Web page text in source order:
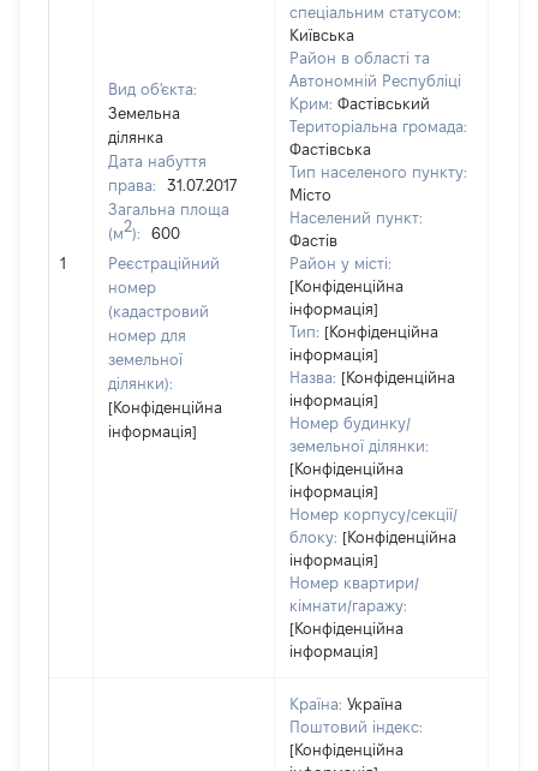
1
Вид об'єкта:
Земельна
ділянка
Дата набуття
права:
31.07.2017
Загальна площа
(м2):
600
Реєстраційний
номер
(кадастровий
номер для
земельної
ділянки):
[Конфіденційна
інформація]
спеціальним статусом:
Київська
Район в області та
Автономній Республіці
Крим: Фастівський
Територіальна громада:
Фастівська
Тип населеного пункту:
Місто
Населений пункт:
Фастів
Район у місті:
[Конфіденційна
інформація]
Тип: [Конфіденційна
інформація]
Назва: [Конфіденційна
інформація]
Номер будинку/
земельної ділянки:
[Конфіденційна
інформація]
Номер корпусу/секції/
блоку: [Конфіденційна
інформація]
Номер квартири/
кімнати/гаражу:
[Конфіденційна
інформація]
Країна: Україна
Поштовий індекс:
[Конфіденційна